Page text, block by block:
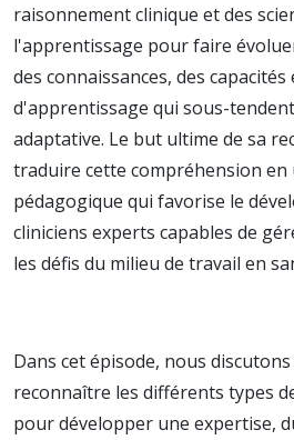
raisonnement clinique et des
l'apprentissage pour faire
des connaissances, des
d'apprentissage qui sous-
adaptative. Le but ultime de sa
traduire cette compréhension en
pédagogique qui favorise le
cliniciens experts capables de
les défis du milieu de travail en
Dans cet épisode, nous
reconnaître les différents types
pour développer une expertise,